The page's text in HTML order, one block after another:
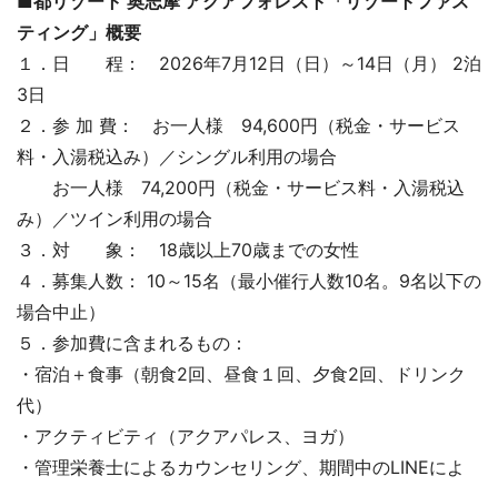
ティング」概要
１．日 程： 2026年7月12日（日）～14日（月） 2泊
3日
２．参 加 費： お一人様 94,600円（税金・サービス
料・入湯税込み）／シングル利用の場合
お一人様 74,200円（税金・サービス料・入湯税込
み）／ツイン利用の場合
３．対 象： 18歳以上70歳までの女性
４．募集人数： 10～15名（最小催行人数10名。9名以下の
場合中止）
５．参加費に含まれるもの：
・宿泊＋食事（朝食2回、昼食１回、夕食2回、ドリンク
代）
・アクティビティ（アクアパレス、ヨガ）
・管理栄養士によるカウンセリング、期間中のLINEによ